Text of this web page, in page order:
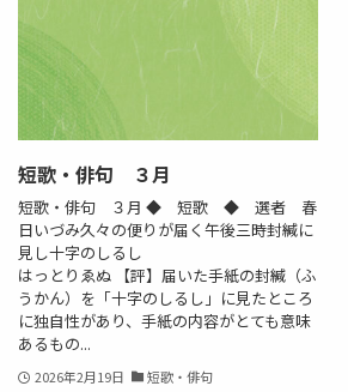
短歌・俳句 ３月
短歌・俳句 ３月 ◆ 短歌 ◆ 選者 春
日いづみ久々の便りが届く午後三時封緘に
見し十字のしるし
はっとりゑぬ 【評】届いた手紙の封緘（ふ
うかん）を「十字のしるし」に見たところ
に独自性があり、手紙の内容がとても意味
あるもの...
2026年2月19日 短歌・俳句